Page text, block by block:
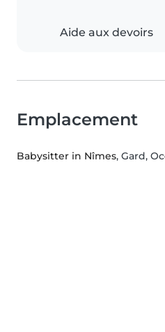
Aide aux devoirs
Emplacement
Babysitter in Nîmes, Gard,